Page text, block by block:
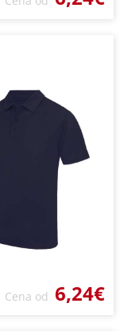
Cena od 6,24€